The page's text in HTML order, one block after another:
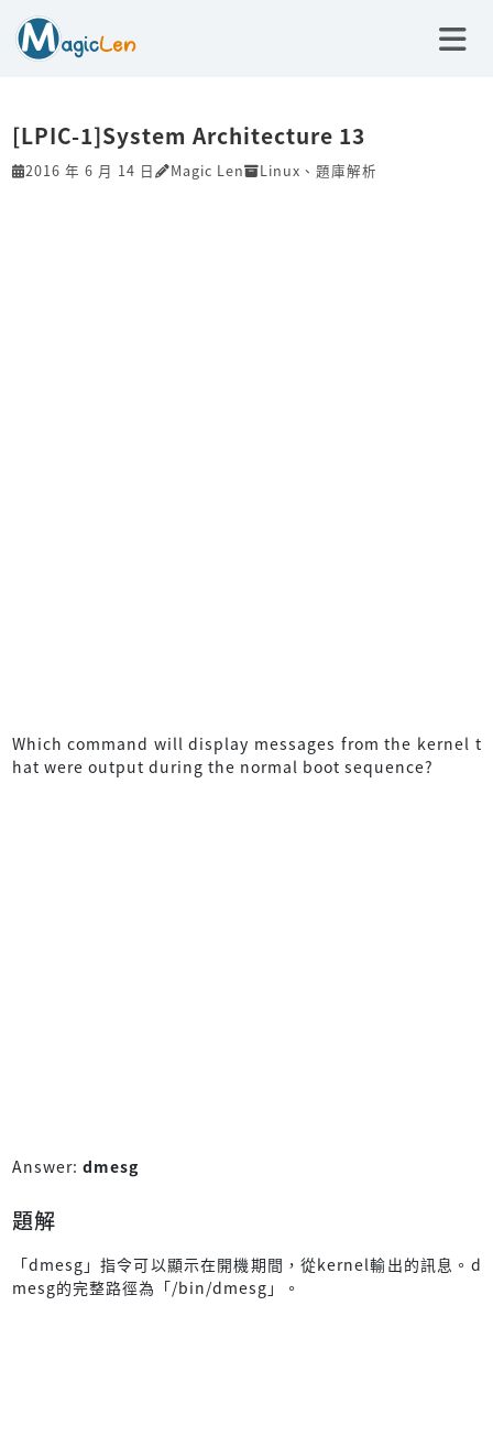
[LPIC-1]System Architecture 13
2016 年 6 月 14 日 Magic Len Linux 、 題庫解析
Which command will display messages from the kernel t
hat were output during the normal boot sequence?
Answer: dmesg
題解
「dmesg」指令可以顯示在開機期間，從kernel輸出的訊息。d
mesg的完整路徑為「/bin/dmesg」。